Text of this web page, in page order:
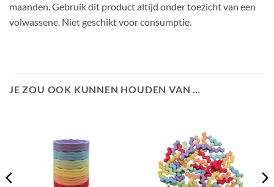
maanden. Gebruik dit product altijd onder toezicht van een
volwassene. Niet geschikt voor consumptie.
JE ZOU OOK KUNNEN HOUDEN VAN …